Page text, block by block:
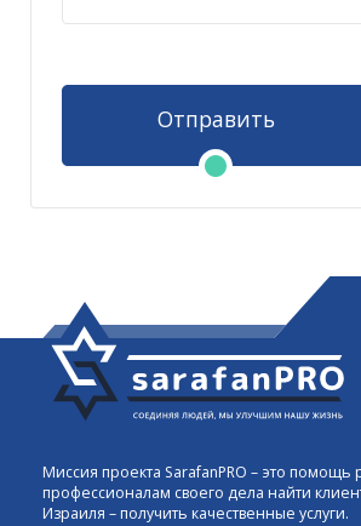
Отправить
Миссия проекта SarafanPRO – это помощь
профессионалам своего дела найти
Израиля – получить качественные услуги.